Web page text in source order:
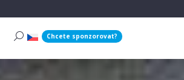
Chcete sponzorovat?